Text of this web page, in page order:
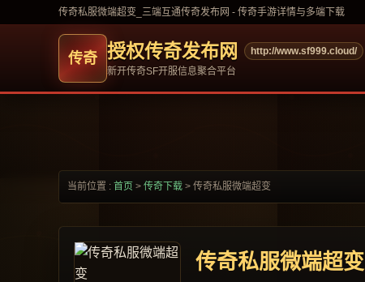
传奇私服微端超变_三端互通传奇发布网 - 传奇手游详情与多端下载
授权传奇发布网
http://www.sf999.cloud/
新开传奇SF开服信息聚合平台
当前位置 : 首页 > 传奇下载 > 传奇私服微端超变
传奇私服微端超变